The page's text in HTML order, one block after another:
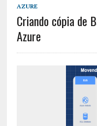
AZURE
Criando cópia de
Azure